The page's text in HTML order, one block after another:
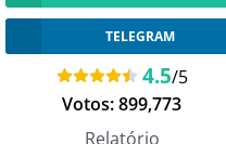
TELEGRAM
4.5/5
Votos:899,773
Relatório